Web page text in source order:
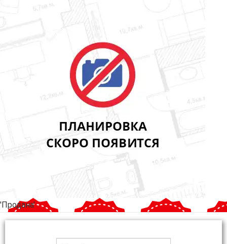
'Продана'